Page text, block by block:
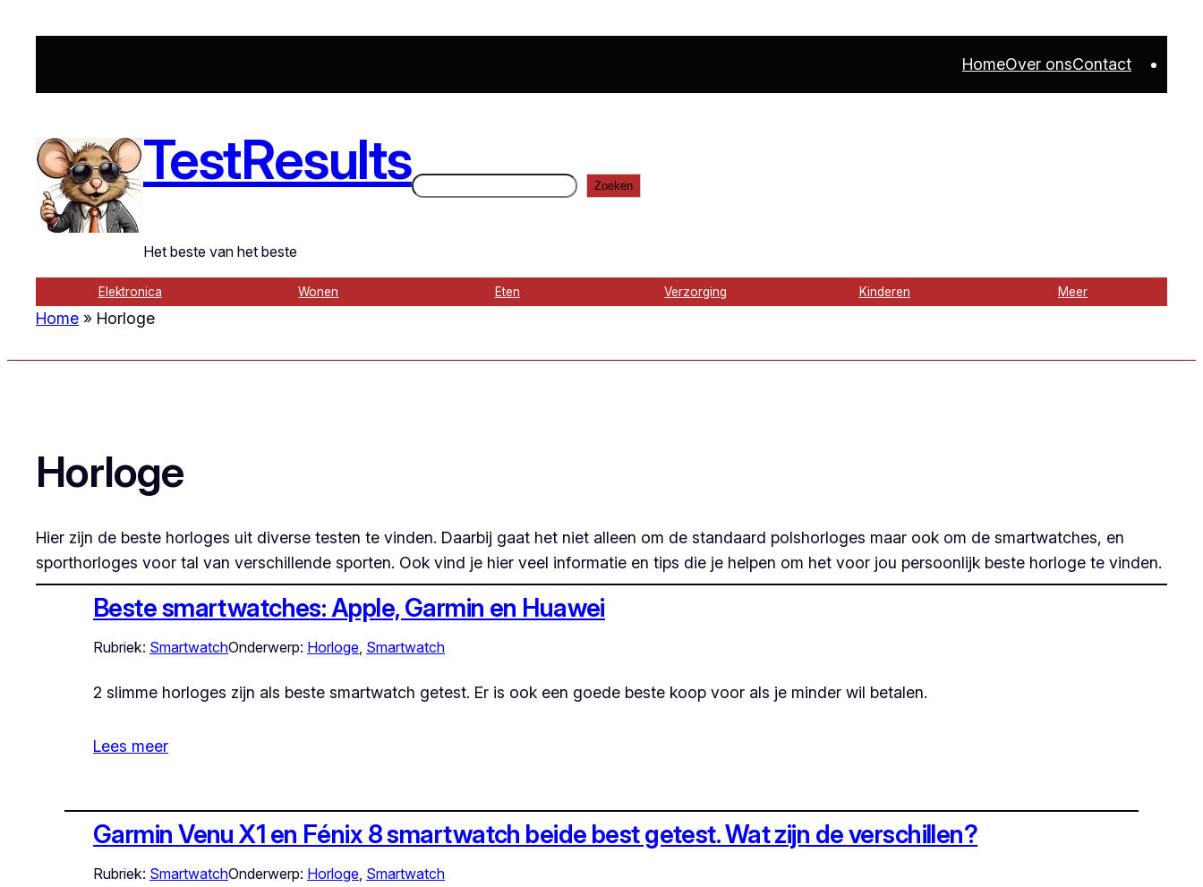
HomeOver onsContact
TestResults
Het beste van het beste
Zoeken Zoeken
Elektronica Wonen Eten Verzorging Kinderen Meer
Home » Horloge
Horloge
Hier zijn de beste horloges uit diverse testen te vinden. Daarbij gaat het niet alleen om de standaard polshorloges maar ook om de smartwatches, en
sporthorloges voor tal van verschillende sporten. Ook vind je hier veel informatie en tips die je helpen om het voor jou persoonlijk beste horloge te vinden.
Beste smartwatches: Apple, Garmin en Huawei
Rubriek: SmartwatchOnderwerp: Horloge Smartwatch
2 slimme horloges zijn als beste smartwatch getest. Er is ook een goede beste koop voor als je minder wil betalen.
Lees meer
Garmin Venu X1 en Fénix 8 smartwatch beide best getest. Wat zijn de verschillen?
Rubriek: SmartwatchOnderwerp: Horloge Smartwatch